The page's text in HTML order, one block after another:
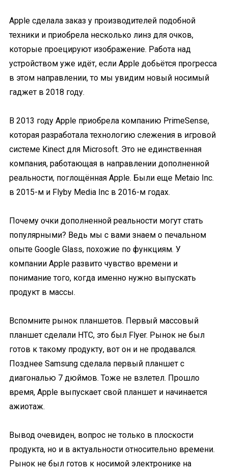
Apple сделала заказ у производителей подобной
техники и приобрела несколько линз для очков,
которые проецируют изображение. Работа над
устройством уже идёт, если Apple добьётся прогресса
в этом направлении, то мы увидим новый носимый
гаджет в 2018 году.
В 2013 году Apple приобрела компанию PrimeSense,
которая разработала технологию слежения в игровой
системе Kinect для Microsoft. Это не единственная
компания, работающая в направлении дополненной
реальности, поглощённая Apple. Были еще Metaio Inc.
в 2015-м и Flyby Media Inc в 2016-м годах.
Почему очки дополненной реальности могут стать
популярными? Ведь мы с вами знаем о печальном
опыте Google Glass, похожие по функциям. У
компании Apple развито чувство времени и
понимание того, когда именно нужно выпускать
продукт в массы.
Вспомните рынок планшетов. Первый массовый
планшет сделали HTC, это был Flyer. Рынок не был
готов к такому продукту, вот он и не продавался.
Позднее Samsung сделала первый планшет с
диагональю 7 дюймов. Тоже не взлетел. Прошло
время, Apple выпускает свой планшет и начинается
ажиотаж.
Вывод очевиден, вопрос не только в плоскости
продукта, но и в актуальности относительно времени.
Рынок не был готов к носимой электронике на